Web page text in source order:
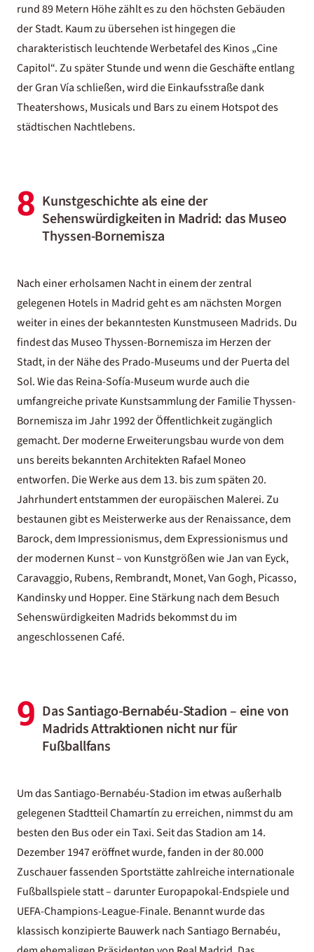
rund 89 Metern Höhe zählt es zu den höchsten Gebäuden
der Stadt. Kaum zu übersehen ist hingegen die
charakteristisch leuchtende Werbetafel des Kinos „Cine
Capitol“. Zu später Stunde und wenn die Geschäfte entlang
der Gran Vía schließen, wird die Einkaufsstraße dank
Theatershows, Musicals und Bars zu einem Hotspot des
städtischen Nachtlebens.
8 Kunstgeschichte als eine der
Sehenswürdigkeiten in Madrid: das Museo
Thyssen-Bornemisza
Nach einer erholsamen Nacht in einem der zentral
gelegenen Hotels in Madrid geht es am nächsten Morgen
weiter in eines der bekanntesten Kunstmuseen Madrids. Du
findest das Museo Thyssen-Bornemisza im Herzen der
Stadt, in der Nähe des Prado-Museums und der Puerta del
Sol. Wie das Reina-Sofía-Museum wurde auch die
umfangreiche private Kunstsammlung der Familie Thyssen-
Bornemisza im Jahr 1992 der Öffentlichkeit zugänglich
gemacht. Der moderne Erweiterungsbau wurde von dem
uns bereits bekannten Architekten Rafael Moneo
entworfen. Die Werke aus dem 13. bis zum späten 20.
Jahrhundert entstammen der europäischen Malerei. Zu
bestaunen gibt es Meisterwerke aus der Renaissance, dem
Barock, dem Impressionismus, dem Expressionismus und
der modernen Kunst – von Kunstgrößen wie Jan van Eyck,
Caravaggio, Rubens, Rembrandt, Monet, Van Gogh, Picasso,
Kandinsky und Hopper. Eine Stärkung nach dem Besuch
Sehenswürdigkeiten Madrids bekommst du im
angeschlossenen Café.
9 Das Santiago-Bernabéu-Stadion – eine von
Madrids Attraktionen nicht nur für
Fußballfans
Um das Santiago-Bernabéu-Stadion im etwas außerhalb
gelegenen Stadtteil Chamartín zu erreichen, nimmst du am
besten den Bus oder ein Taxi. Seit das Stadion am 14.
Dezember 1947 eröffnet wurde, fanden in der 80.000
Zuschauer fassenden Sportstätte zahlreiche internationale
Fußballspiele statt – darunter Europapokal-Endspiele und
UEFA-Champions-League-Finale. Benannt wurde das
klassisch konzipierte Bauwerk nach Santiago Bernabéu,